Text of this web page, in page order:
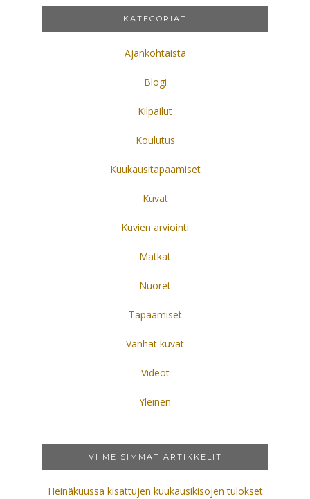
KATEGORIAT
Ajankohtaista
Blogi
Kilpailut
Koulutus
Kuukausitapaamiset
Kuvat
Kuvien arviointi
Matkat
Nuoret
Tapaamiset
Vanhat kuvat
Videot
Yleinen
VIIMEISIMMÄT ARTIKKELIT
Heinäkuussa kisattujen kuukausikisojen tulokset